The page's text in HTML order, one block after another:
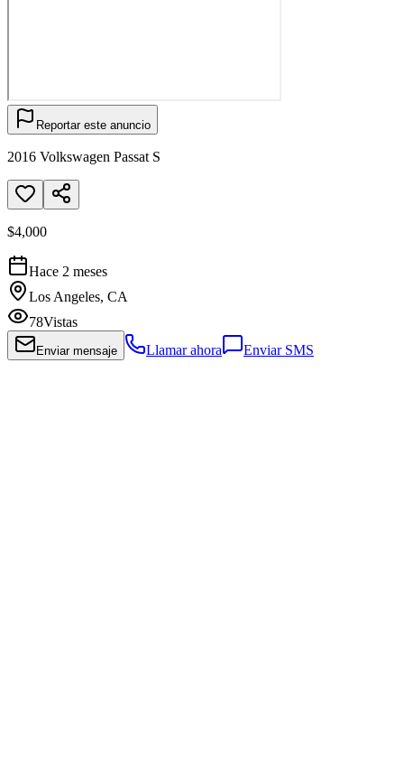
Reportar este anuncio
2016 Volkswagen Passat S
$4,000
Hace 2 meses
Los Angeles, CA
78Vistas
Enviar mensaje Llamar ahora Enviar SMS